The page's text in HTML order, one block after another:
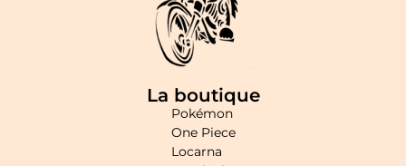
La boutique
Pokémon
One Piece
Locarna